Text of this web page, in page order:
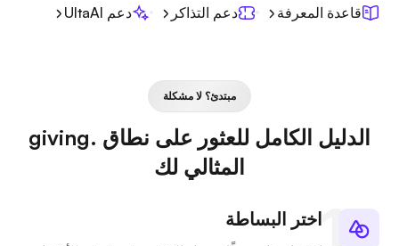
قاعدة المعرفة
دعم التذاكر دعم UltaAI
مبتدئ؟ لا مشكلة
الدليل الكامل للعثور على نطاق .giving
المثالي لك
اختر البساطة